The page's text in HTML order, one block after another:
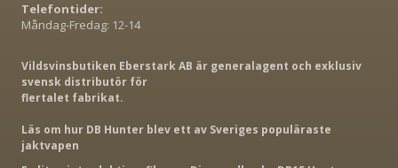
Telefontider:
Måndag-Fredag: 12-14
Vildsvinsbutiken Eberstark AB är generalagent och exklusiv
svensk distributör för
flertalet fabrikat.
Läs om hur DB Hunter blev ett av Sveriges populäraste
jaktvapen